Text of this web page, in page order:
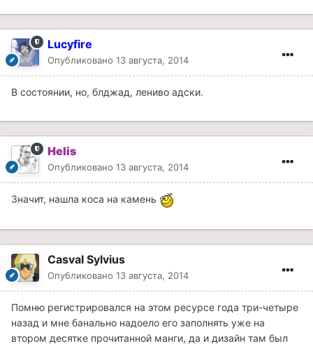
Lucyfire
Опубликовано 13 августа, 2014
В состоянии, но, блджад, лениво адски.
Helis
Опубликовано 13 августа, 2014
Значит, нашла коса на камень
Casval Sylvius
Опубликовано 13 августа, 2014
Помню регистрировался на этом ресурсе года три-четыре
назад и мне банально надоело его заполнять уже на
втором десятке прочитанной манги, да и дизайн там был